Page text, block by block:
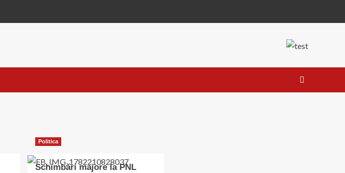
Politica
Schimbări majore la PNL